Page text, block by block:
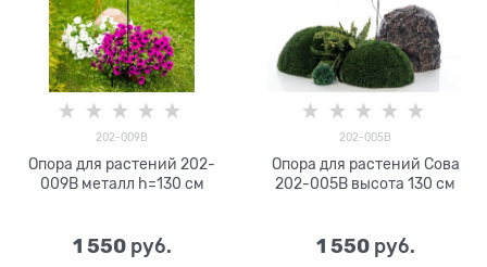
202-009B
Опора для растений 202-
009B металл h=130 см
1 550 руб.
202-005B
Опора для растений Сова
202-005B высота 130 см
1 550 руб.